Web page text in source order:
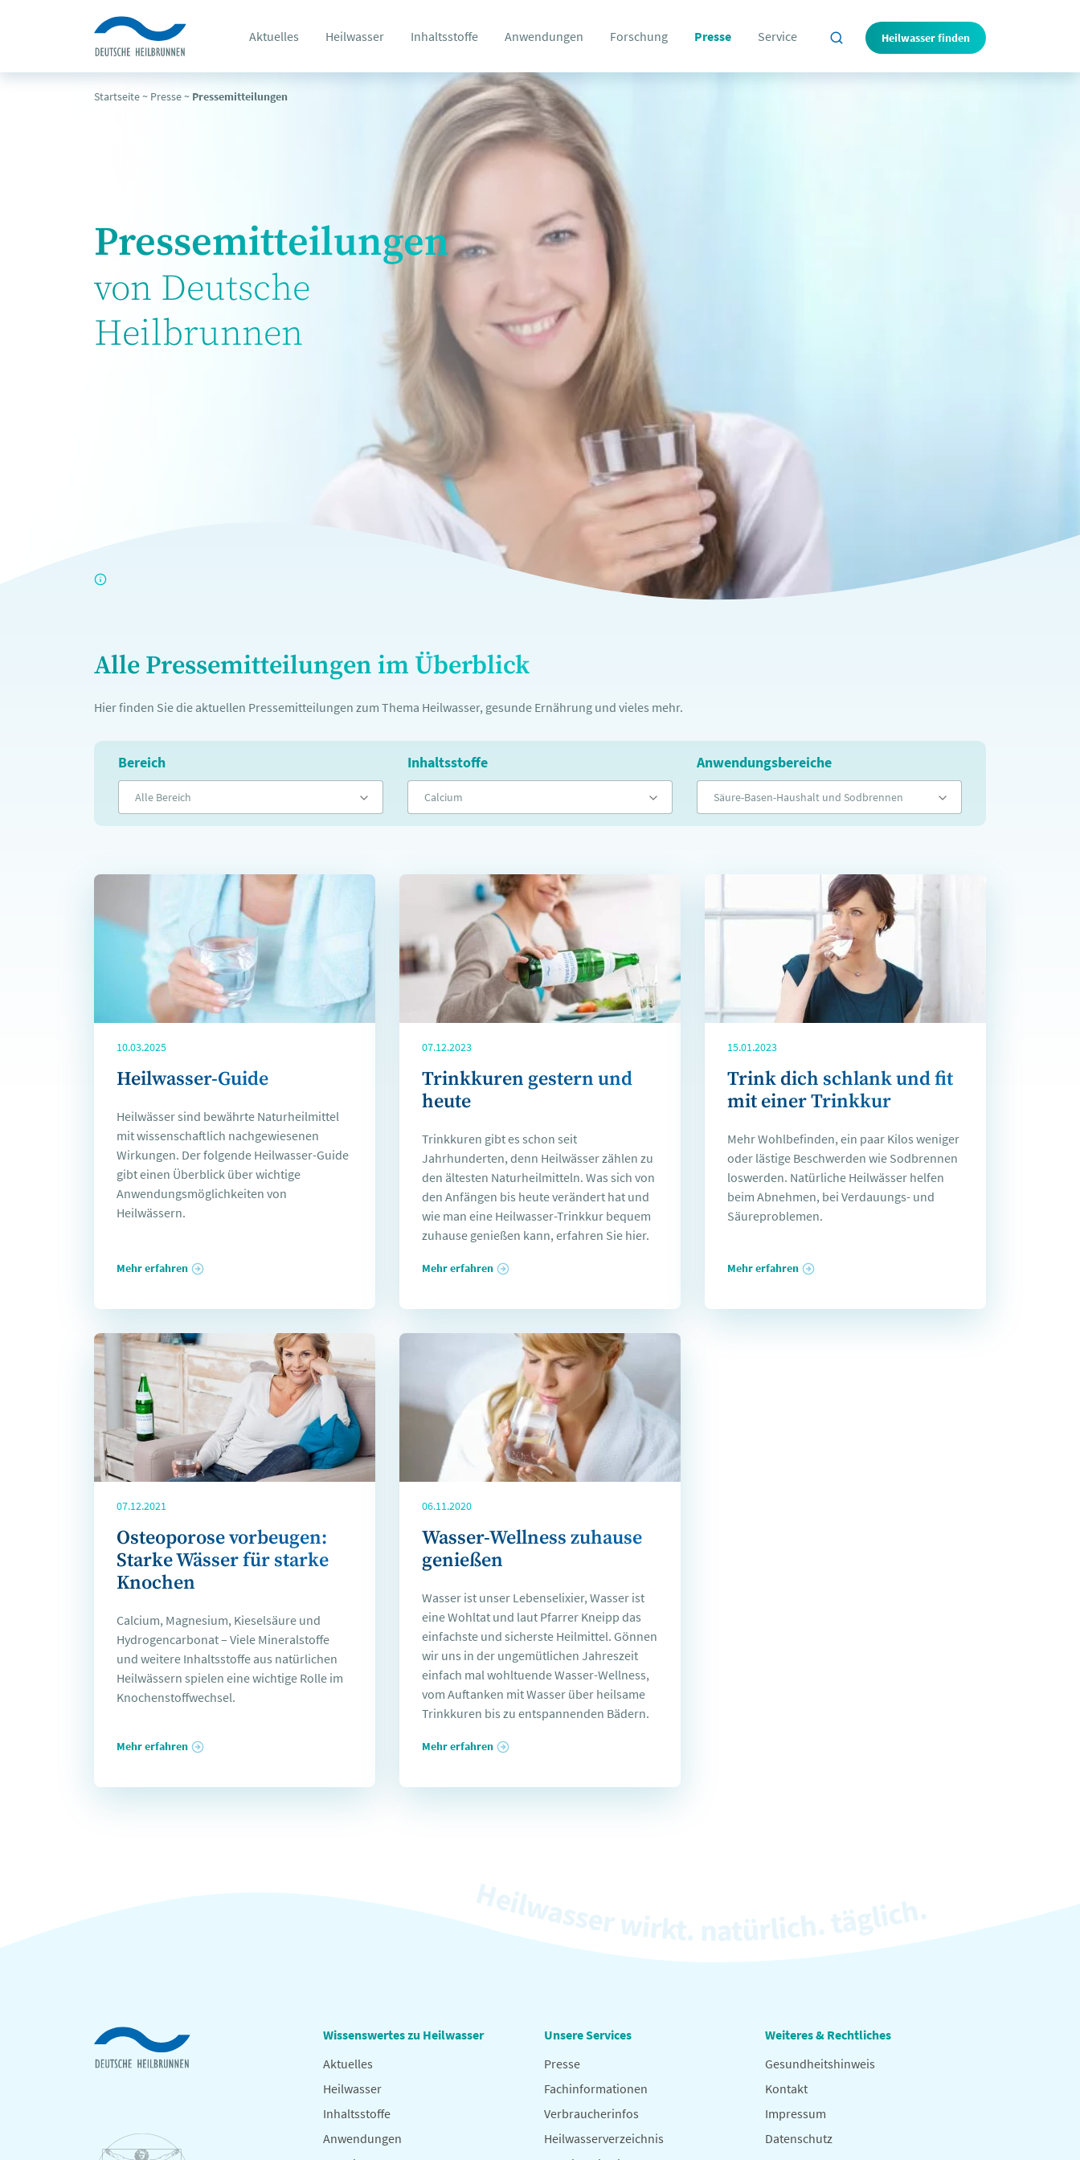
Aktuelles Heilwasser Inhaltsstoffe Anwendungen Forschung Presse Service Heilwasser finden
Startseite~ Presse~ Pressemitteilungen
Pressemitteilungen
von Deutsche
Heilbrunnen
Alle Pressemitteilungen im Überblick
Hier finden Sie die aktuellen Pressemitteilungen zum Thema Heilwasser, gesunde Ernährung und vieles mehr.
Bereich
Alle Bereich
Inhaltsstoffe
Calcium
Anwendungsbereiche
Säure-Basen-Haushalt und Sodbrennen
10.03.2025
Heilwasser-Guide
Heilwässer sind bewährte Naturheilmittel
mit wissenschaftlich nachgewiesenen
Wirkungen. Der folgende Heilwasser-Guide
gibt einen Überblick über wichtige
Anwendungsmöglichkeiten von
Heilwässern.
Mehr erfahren
07.12.2023
Trinkkuren gestern und
heute
Trinkkuren gibt es schon seit
Jahrhunderten, denn Heilwässer zählen zu
den ältesten Naturheilmitteln. Was sich von
den Anfängen bis heute verändert hat und
wie man eine Heilwasser-Trinkkur bequem
zuhause genießen kann, erfahren Sie hier.
Mehr erfahren
15.01.2023
Trink dich schlank und fit
mit einer Trinkkur
Mehr Wohlbefinden, ein paar Kilos weniger
oder lästige Beschwerden wie Sodbrennen
loswerden. Natürliche Heilwässer helfen
beim Abnehmen, bei Verdauungs- und
Säureproblemen.
Mehr erfahren
07.12.2021
Osteoporose vorbeugen:
Starke Wässer für starke
Knochen
Calcium, Magnesium, Kieselsäure und
Hydrogencarbonat – Viele Mineralstoffe
und weitere Inhaltsstoffe aus natürlichen
Heilwässern spielen eine wichtige Rolle im
Knochenstoffwechsel.
Mehr erfahren
06.11.2020
Wasser-Wellness zuhause
genießen
Wasser ist unser Lebenselixier, Wasser ist
eine Wohltat und laut Pfarrer Kneipp das
einfachste und sicherste Heilmittel. Gönnen
wir uns in der ungemütlichen Jahreszeit
einfach mal wohltuende Wasser-Wellness,
vom Auftanken mit Wasser über heilsame
Trinkkuren bis zu entspannenden Bädern.
Mehr erfahren
Wissenswertes zu Heilwasser
Aktuelles
Heilwasser
Inhaltsstoffe
Anwendungen
Unsere Services
Presse
Fachinformationen
Verbraucherinfos
Heilwasserverzeichnis
Weiteres & Rechtliches
Gesundheitshinweis
Kontakt
Impressum
Datenschutz